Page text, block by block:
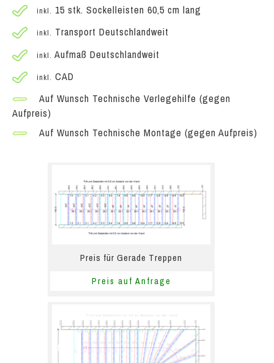
inkl. 15 stk. Sockelleisten 60,5 cm lang
inkl. Transport Deutschlandweit
inkl. Aufmaß Deutschlandweit
inkl. CAD
Auf Wunsch Technische Verlegehilfe (gegen
Aufpreis)
Auf Wunsch Technische Montage (gegen Aufpreis)
Preis für Gerade Treppen
Preis auf Anfrage